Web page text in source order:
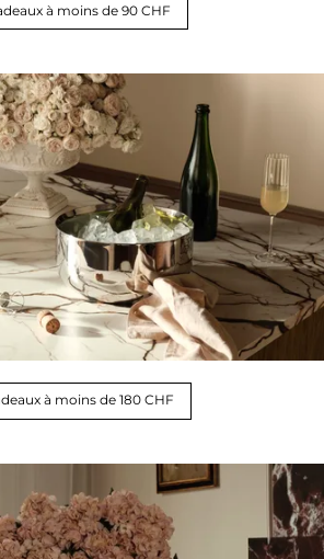
à moins de 90 CHF
à moins de 180 CHF